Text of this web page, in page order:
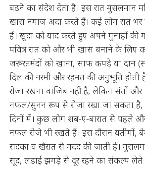
बढ़ने का संदेश देता है। इस रात मुसलमान
खास नमाज अदा करते हैं। कई लोग रात भर
हैं। खुदा को याद करते हुए अपने गुनाहों की
पवित्र रात को और भी खास बनाने के लिए
जरूरतमंदों को खाना, साफ कपड़े या दान
दिल की नरमी और रहमत की अनुभूति होती
रोजा रखना वाजिब नहीं है, लेकिन संतों और
नफल/सुनन रूप से रोजा रखा जा सकता
दिनों में। कुछ लोग शब-ए-बारात से पहले
नफल रोजे भी रखते हैं। इस दौरान यतीमों,
सदका व खैरात से मदद की जाती है।
सूद, लड़ाई झगड़े से दूर रहने का संकल्प लेते